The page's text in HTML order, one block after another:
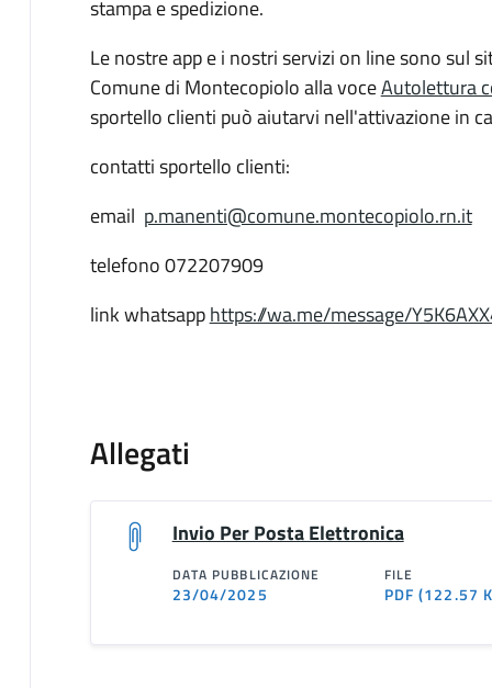
stampa e spedizione.
Le nostre app e i nostri servizi on line sono sul
Comune di Montecopiolo alla voceAutolettura
sportello clienti può aiutarvi nell'attivazione in
contatti sportello clienti:
email p.manenti@comune.montecopiolo.rn.it
telefono 072207909
link whatsapphttps://wa.me/message/
Allegati
Invio Per Posta Elettronica
DATA PUBBLICAZIONE
23/04/2025
FILE
PDF(122.57